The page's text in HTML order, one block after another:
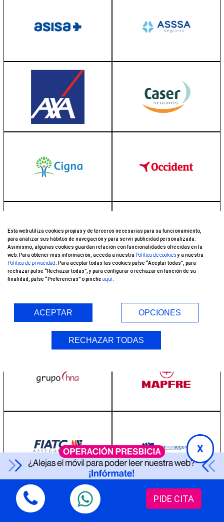
Esta web utiliza cookies propias y de terceros necesarias para su funcionamiento,
para analizar sus hábitos de navegación y para servir publicidad personalizada.
Asimismo, algunas cookies guardan relación con funcionalidades ofrecidas en la
web. Para obtener más información, acceda a nuestra Política de cookiesy a nuestra
Política de privacidad
. Para aceptar todas las cookies pulse “Aceptar todas”, para
rechazar pulse “Rechazar todas”, y para configurar o rechazar en función de su
finalidad, pulse “Preferencias” o pinche aquí
ACEPTAR OPCIONES
RECHAZAR TODAS
X
PIDE CITA